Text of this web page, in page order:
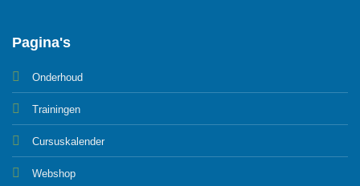
Pagina's
Onderhoud
Trainingen
Cursuskalender
Webshop